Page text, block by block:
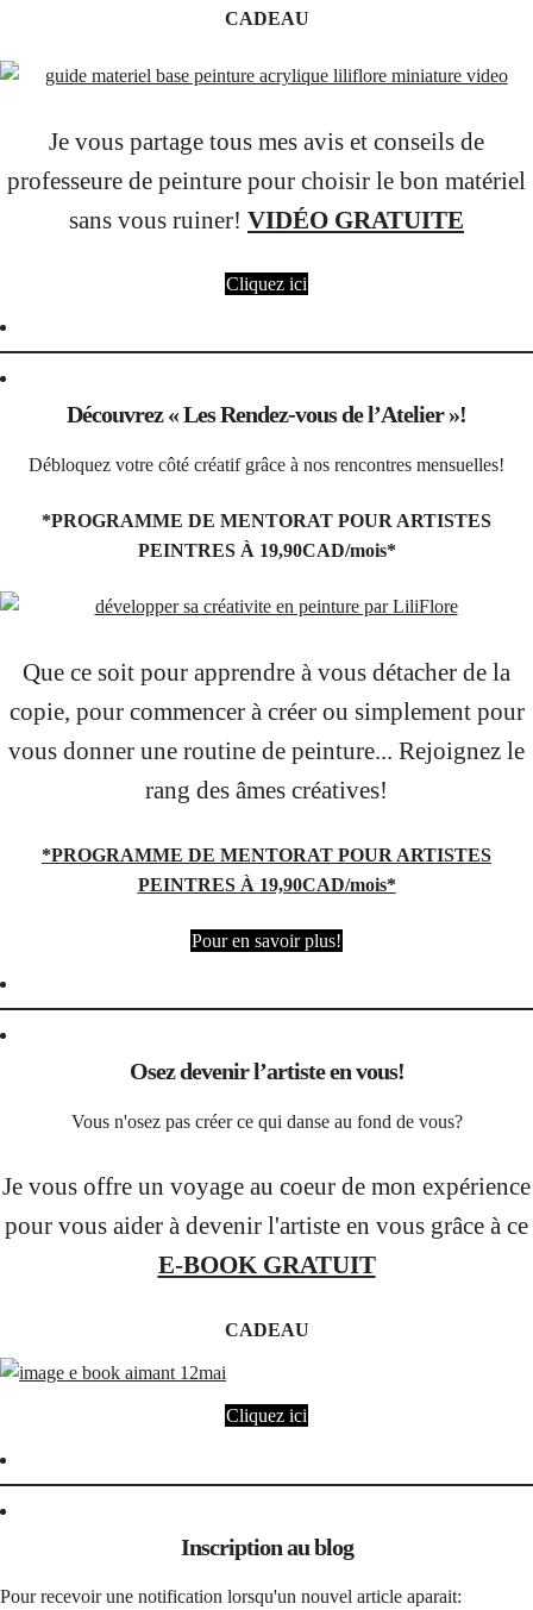
CADEAU
Je vous partage tous mes avis et conseils de
professeure de peinture pour choisir le bon matériel
sans vous ruiner! VIDÉO GRATUITE
Cliquez ici
Découvrez « Les Rendez-vous de l’Atelier »!
Débloquez votre côté créatif grâce à nos rencontres mensuelles!
*PROGRAMME DE MENTORAT POUR ARTISTES
PEINTRES À 19,90CAD/mois*
Que ce soit pour apprendre à vous détacher de la
copie, pour commencer à créer ou simplement pour
vous donner une routine de peinture... Rejoignez le
rang des âmes créatives!
*PROGRAMME DE MENTORAT POUR ARTISTES
PEINTRES À 19,90CAD/mois*
Pour en savoir plus!
Osez devenir l’artiste en vous!
Vous n'osez pas créer ce qui danse au fond de vous?
Je vous offre un voyage au coeur de mon expérience
pour vous aider à devenir l'artiste en vous grâce à ce
E-BOOK GRATUIT
CADEAU
Cliquez ici
Inscription au blog
Pour recevoir une notification lorsqu'un nouvel article aparait: